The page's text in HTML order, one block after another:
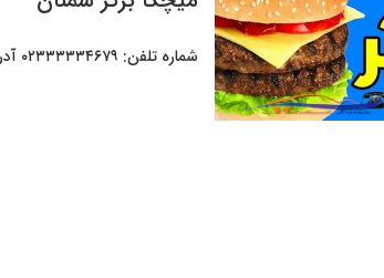
شماره تلفن: ۰۲۳۳۳۳۳۴۶۷۹ آدرس: ایران –